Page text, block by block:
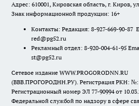
Адрес: 610001, Кировская область, г. Киров,
Знак информационной продукции: 16+
Контакты: Редакция: 8-927-669-90-87
red@pg52.ru
Рекламный отдел: 8-920-004-61-95
st@pg52.ru
Сетевое издание WWW.PROGORODNN.RU
(ВВВ.ПРОГОРОДНН.РУ). Регистрация РКН: №:
Регистрационный номер ЭЛ 77-90994 от
Федеральной службой по надзору в сфере